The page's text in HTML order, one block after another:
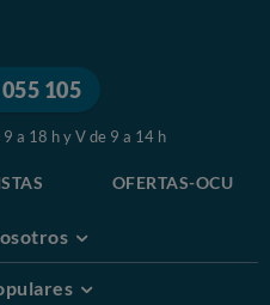
105
9 a 18 h y V de 9 a 14 h
OFERTAS-OCU